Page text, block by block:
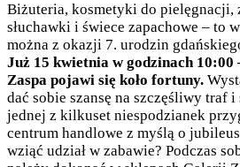
Biżuteria, kosmetyki do pielęgnacji,
słuchawki i świece zapachowe – to
można z okazji 7. urodzin
Już 15 kwietnia w godzinach
Zaspa pojawi się koło fortuny.
dać sobie szansę na szczęśliwy traf i
jednej z kilkuset niespodzianek
centrum handlowe z myślą o
wziąć udział w zabawie? Podczas